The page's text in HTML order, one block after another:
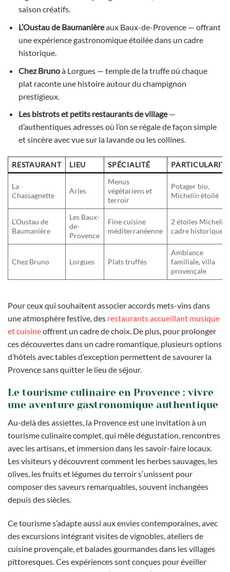
saison créatifs.
L’Oustau de Baumanièreaux Baux-de-Provence — offrant
une expérience gastronomique étoilée dans un cadre
historique.
Chez Brunoà Lorgues — temple de la truffe où chaque
plat raconte une histoire autour du champignon
prestigieux.
Les bistrots et petits restaurants de village—
d’authentiques adresses où l’on se régale de façon simple
et sincère avec vue sur la lavande ou les collines.
RESTAURANT LIEU SPÉCIALITÉ PARTICULARITÉ
La
Chassagnette
Arles
Menus
végétariens et
terroir
Potager bio,
Michelin étoilé
L’Oustau de
Baumanière
Les Baux-
de-
Provence
Fine cuisine
méditerranéenne
2 étoiles Michelin,
cadre historique
Chez Bruno Lorgues Plats truffés
Ambiance
familiale, villa
provençale
Pour ceux qui souhaitent associer accords mets-vins dans
une atmosphère festive, des restaurants accueillant musique
et cuisineoffrent un cadre de choix. De plus, pour prolonger
ces découvertes dans un cadre romantique, plusieurs options
d’hôtels avec tables d’exception permettent de savourer la
Provence sans quitter le lieu de séjour.
Le tourisme culinaire en Provence : vivre
une aventure gastronomique authentique
Au-delà des assiettes, la Provence est une invitation à un
tourisme culinaire complet, qui mêle dégustation, rencontres
avec les artisans, et immersion dans les savoir-faire locaux.
Les visiteurs y découvrent comment les herbes sauvages, les
olives, les fruits et légumes du terroir sʼunissent pour
composer des saveurs remarquables, souvent inchangées
depuis des siècles.
Ce tourisme s’adapte aussi aux envies contemporaines, avec
des excursions intégrant visites de vignobles, ateliers de
cuisine provençale, et balades gourmandes dans les villages
pittoresques. Ces expériences sont conçues pour éveiller